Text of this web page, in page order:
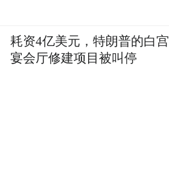
耗资4亿美元，特朗普的白宫
宴会厅修建项目被叫停